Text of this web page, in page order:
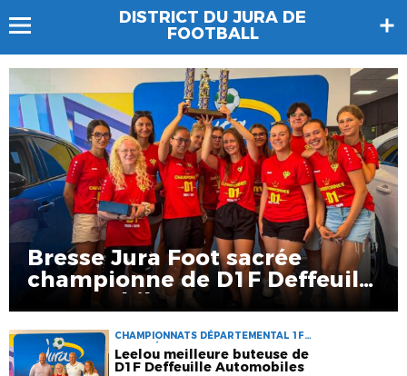
DISTRICT DU JURA DE
FOOTBALL
Bresse Jura Foot sacrée
championne de D1F Deffeuille
Automobiles
CHAMPIONNATS DÉPARTEMENTAL 1F
FOOT FÉMININ PARTENAIRES
Leelou meilleure buteuse de
D1F Deffeuille Automobiles